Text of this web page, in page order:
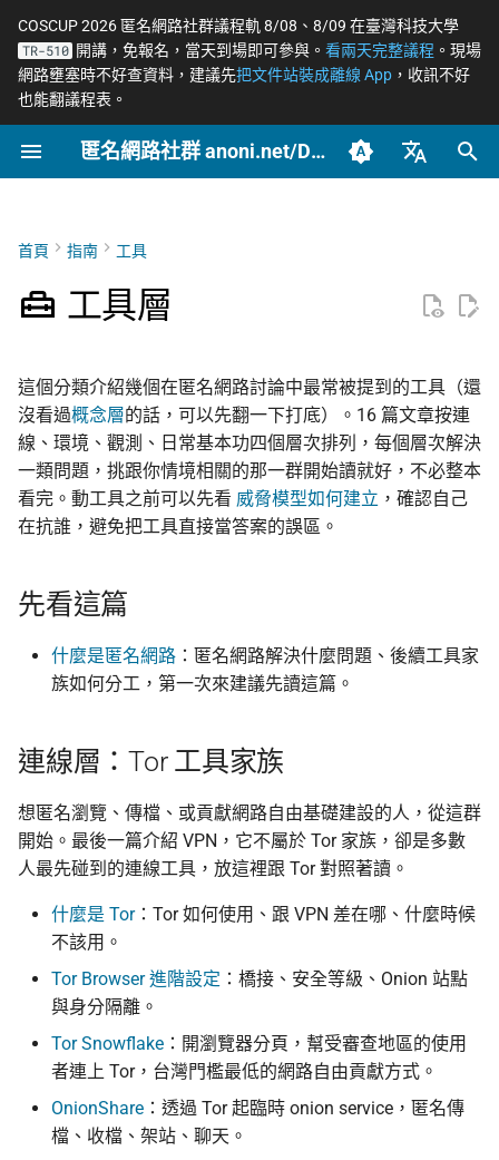
COSCUP 2026 匿名網路社群議程軌 8/08、8/09 在臺灣科技大學
TR-510 開講，免報名，當天到場即可參與。 看兩天完整議程 。現場
網路壅塞時不好查資料，建議先把文件站裝成離線 App ，收訊不好
也能翻議程表。
匿名網路社群 anoni.net/Docs
正
初
尋
擎
網路自由為什麼重要
威脅模型如何建立
社群平台怎麼收集你的資
料
監控現在做得到什麼
為什麼匿名支付重要
一般人平常該做到什麼
社運行動者的數位準備
LGBTQ+ 與性少數的匿名
家暴受害者的數位準備
選舉觀察員的自保
倡議組織的匿名捐款管道
播資訊
出差與研討會的數位準備
（東亞與東南亞）
助產生目的地概況
端對端加密如何運作
去中心化網站發布
零知識身分驗證與支付
網路政變 - InterSecLab 摘要
Geedge 的運營與客戶
封鎖網路隱私與規避工
結論、反思與未來步驟
摘要與主要發現
附錄（凌華科技與經濟
完整聲明）
編輯觀察：台灣的後續
應
OONI 網站檢測清單
Tor Relays 觀測點
台灣 VASP 法 2026
揭弊者保護法的技術觀察
軟體更新日誌 Tor 更新日誌
OONI 更新日誌
2026
文章類型
OONI
技術
文章
更新
社群
翻譯文章
隱私
開始參與 如何參與與認領主題
BECOME_ANONI
治理章程
社群自架服務
為什麼我們用「正體中
如何搭建 Tor Relay
如何搭建 Tor
橋接
校園 Tor Relay 提案範本
校園 Tor Relay：給校
法務的 FAQ
ASN 觀測資料擷取與分
OONI 測量資料結構導覽
OONI 怎麼判定一個網
OONI 測項速查表
上傳機敏資訊流程
幫忙 pin 文件站的 IPFS
推動主題
2026 年度路線圖
COSCUP 2026 公開徵稿
匿名網路工作坊 2025/08
籌備：匿名網路工作坊
2025/08
持續關注
首頁 指南 工具
工具層
這個分類介紹幾個在匿名網路討論中最常被提到的工具（還
沒看過概念層的話，可以先翻一下打底）。16 篇文章按連
線、環境、觀測、日常基本功四個層次排列，每個層次解決
一類問題，挑跟你情境相關的那一群開始讀就好，不必整本
看完。動工具之前可以先看 威脅模型如何建立 ，確認自己
在抗誰，避免把工具直接當答案的誤區。
先看這篇
什麼是匿名網路 ：匿名網路解決什麼問題、後續工具家
族如何分工，第一次來建議先讀這篇。
連線層：Tor 工具家族
想匿名瀏覽、傳檔、或貢獻網路自由基礎建設的人，從這群
開始。最後一篇介紹 VPN，它不屬於 Tor 家族，卻是多數
人最先碰到的連線工具，放這裡跟 Tor 對照著讀。
什麼是 Tor：Tor 如何使用、跟 VPN 差在哪、什麼時候
不該用。
Tor Browser 進階設定 ：橋接、安全等級、Onion 站點
與身分隔離。
Tor Snowflake ：開瀏覽器分頁，幫受審查地區的使用
者連上 Tor，台灣門檻最低的網路自由貢獻方式。
OnionShare ：透過 Tor 起臨時 onion service，匿名傳
檔、收檔、架站、聊天。